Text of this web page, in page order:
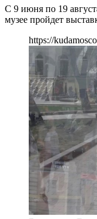
С 9 июня по 19
музее пройдет
https://